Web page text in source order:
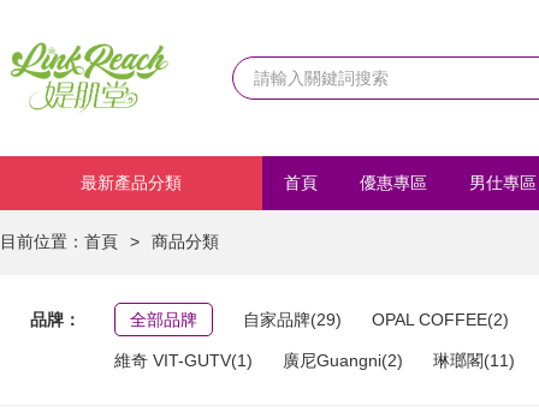
最新產品分類 首頁 優惠專區 男仕專區
目前位置： 首頁 > 商品分類
品牌： 全部品牌 自家品牌(29) OPAL COFFEE(2)
維奇 VIT-GUTV(1) 廣尼Guangni(2) 琳瑯閣(11)